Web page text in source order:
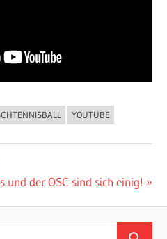
YOUTUBE
und der OSC sind sich einig!